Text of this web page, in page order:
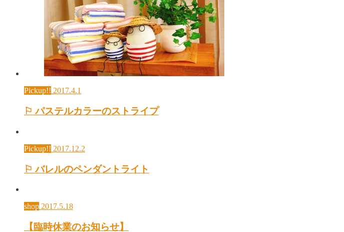
Pickup!! 2017.4.1
⚐ パステルカラーのストライプ
Pickup!! 2017.12.2
⚐ バレルのペンダントライト
shop 2017.5.18
【臨時休業のお知らせ】